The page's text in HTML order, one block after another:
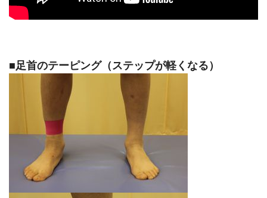
■足首のテーピング（ステップが軽くなる）